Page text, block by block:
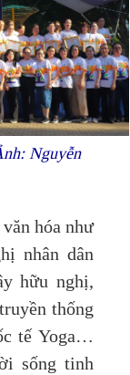
Nguyễn
hóa như
nhân dân
hữu nghị,
thống
tế Yoga…
sống tinh